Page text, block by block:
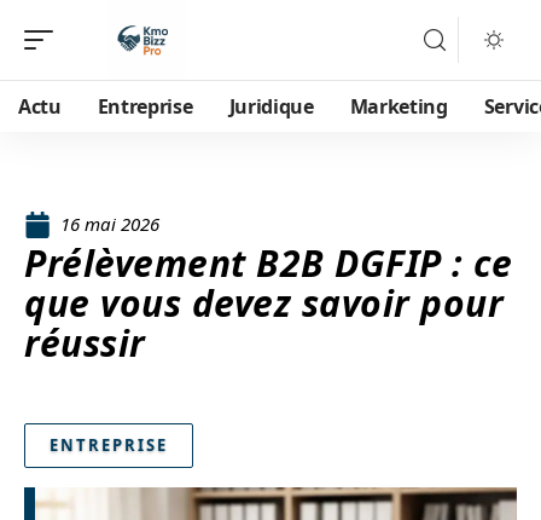
Actu Entreprise Juridique Marketing
16 mai 2026
Prélèvement B2B DGFIP : ce
que vous devez savoir pour
réussir
ENTREPRISE